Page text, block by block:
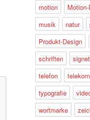
motion
musik
natur
Produkt-Design
schriften
signet
telefon
typografie
wortmarke